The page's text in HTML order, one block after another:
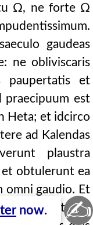
tu Ω, ne forte Ω
gaudeas
ne obliviscaris
paupertatis et
est
Heta; et idcirco
ad Kalendas
plaustra
obtulerunt ea
omni gaudio. Et
capitis tui in
now. ✍